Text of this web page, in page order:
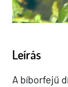
Leírás
A bíborfejű